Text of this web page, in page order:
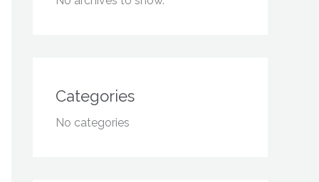
Categories
No categories